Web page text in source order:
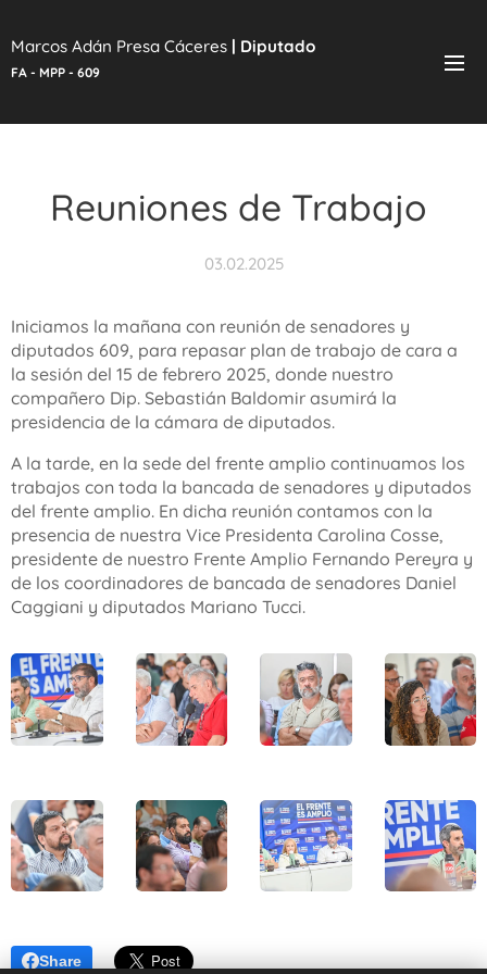
Marcos Adán Presa Cáceres | Diputado
FA - MPP - 609
Reuniones de Trabajo
03.02.2025
Iniciamos la mañana con reunión de senadores y
diputados 609, para repasar plan de trabajo de cara a
la sesión del 15 de febrero 2025, donde nuestro
compañero Dip. Sebastián Baldomir asumirá la
presidencia de la cámara de diputados.
A la tarde, en la sede del frente amplio continuamos los
trabajos con toda la bancada de senadores y diputados
del frente amplio. En dicha reunión contamos con la
presencia de nuestra Vice Presidenta Carolina Cosse,
presidente de nuestro Frente Amplio Fernando Pereyra y
de los coordinadores de bancada de senadores Daniel
Caggiani y diputados Mariano Tucci.
Share